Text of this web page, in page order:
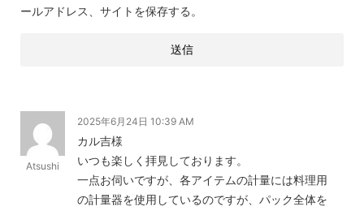
ールアドレス、サイトを保存する。
Atsushi
2025年6月24日 10:39 AM
カル吉様
いつも楽しく拝見しております。
一点お伺いですが、各アイテムの計量には料理用
の計量器を使用しているのですが、パック全体を